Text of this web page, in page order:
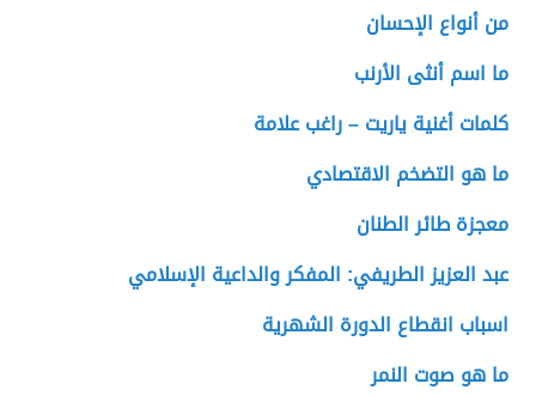
من أنواع الإحسان
ما اسم أنثى الأرنب
كلمات أغنية ياريت – راغب علامة
ما هو التضخم الاقتصادي
معجزة طائر الطنان
عبد العزيز الطريفي: المفكر والداعية الإسلامي
اسباب انقطاع الدورة الشهرية
ما هو صوت النمر